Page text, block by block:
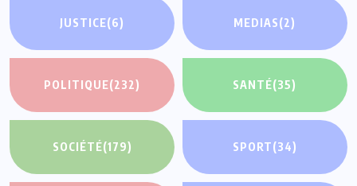
JUSTICE(6) MEDIAS(2)
POLITIQUE(232) SANTÉ(35)
SOCIÉTÉ(179) SPORT(34)